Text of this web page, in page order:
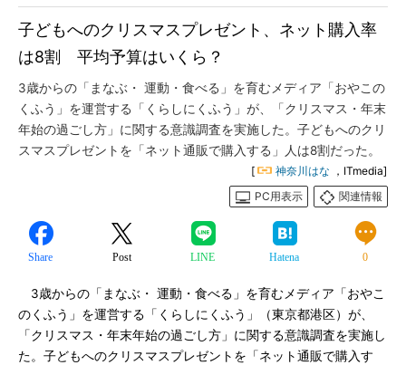
子どもへのクリスマスプレゼント、ネット購入率
は8割 平均予算はいくら？
3歳からの「まなぶ・ 運動・食べる」を育むメディア「おやこの
くふう」を運営する「くらしにくふう」が、「クリスマス・年末
年始の過ごし方」に関する意識調査を実施した。子どもへのクリ
スマスプレゼントを「ネット通販で購入する」人は8割だった。
[ 神奈川はな ，ITmedia]
PC用表示
関連情報
Share Post LINE Hatena 0
3歳からの「まなぶ・ 運動・食べる」を育むメディア「おやこ
のくふう」を運営する「くらしにくふう」（東京都港区）が、
「クリスマス・年末年始の過ごし方」に関する意識調査を実施し
た。子どもへのクリスマスプレゼントを「ネット通販で購入す